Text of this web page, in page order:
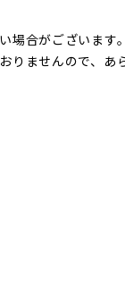
合がございます。
りませんので、あ